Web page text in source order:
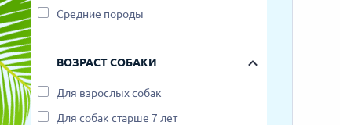
Средние породы
ВОЗРАСТ СОБАКИ
Для взрослых собак
Для собак старше 7 лет